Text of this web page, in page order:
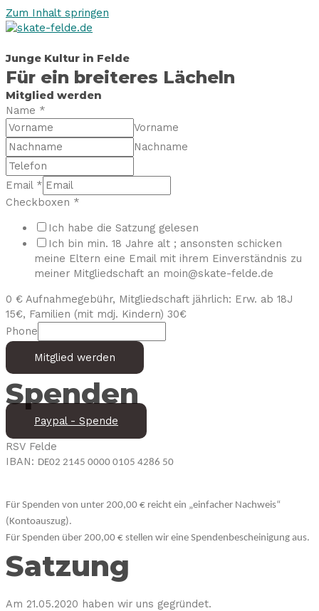
Zum Inhalt springen
Junge Kultur in Felde
Für ein breiteres Lächeln
Mitglied werden
Name *
Vorname
Nachname
Email *
Checkboxen *
Ich habe die Satzung gelesen
Ich bin min. 18 Jahre alt ; ansonsten schicken
meine Eltern eine Email mit ihrem Einverständnis zu
meiner Mitgliedschaft an moin@skate-felde.de
0 € Aufnahmegebühr, Mitgliedschaft jährlich: Erw. ab 18J
15€, Familien (mit mdj. Kindern) 30€
Phone
Mitglied werden
Spenden
Paypal - Spende
RSV Felde
IBAN: DE02 2145 0000 0105 4286 50
Für Spenden von unter 200,00 € reicht ein „einfacher Nachweis“
(Kontoauszug).
Für Spenden über 200,00 € stellen wir eine Spendenbescheinigung aus.
Satzung
Am 21.05.2020 haben wir uns gegründet.